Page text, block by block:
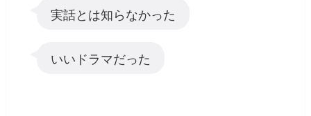
実話とは知らなかった
いいドラマだった